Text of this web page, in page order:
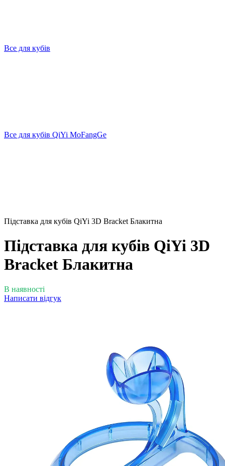
Все для кубів
Все для кубів QiYi MoFangGe
Підставка для кубів QiYi 3D Bracket Блакитна
Підставка для кубів QiYi 3D
Bracket Блакитна
В наявності
Написати відгук